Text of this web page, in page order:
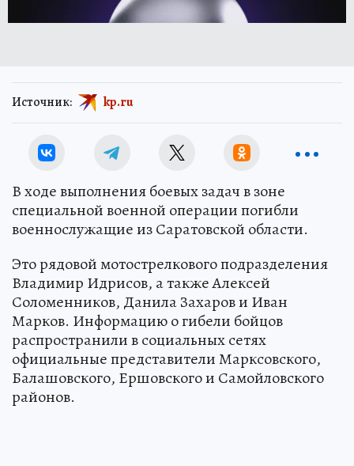
Источник: kp.ru
В ходе выполнения боевых задач в зоне
специальной военной операции погибли
военнослужащие из Саратовской области.
Это рядовой мотострелкового подразделения
Владимир Идрисов, а также Алексей
Соломенников, Данила Захаров и Иван
Марков. Информацию о гибели бойцов
распространили в социальных сетях
официальные представители Марксовского,
Балашовского, Ершовского и Самойловского
районов.